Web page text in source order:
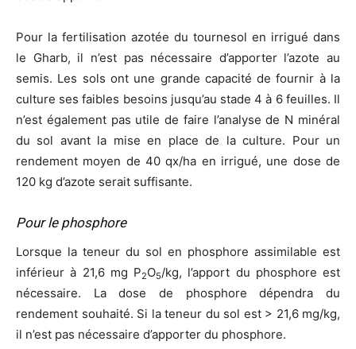
Pour la fertilisation azotée du tournesol en irrigué dans
le Gharb, il n’est pas nécessaire d’apporter l’azote au
semis. Les sols ont une grande capacité de fournir à la
culture ses faibles besoins jusqu’au stade 4 à 6 feuilles. Il
n’est également pas utile de faire l’analyse de N minéral
du sol avant la mise en place de la culture. Pour un
rendement moyen de 40 qx/ha en irrigué, une dose de
120 kg d’azote serait suffisante.
Pour le phosphore
Lorsque la teneur du sol en phosphore assimilable est
inférieur à 21,6 mg P2O5/kg, l’apport du phosphore est
nécessaire. La dose de phosphore dépendra du
rendement souhaité. Si la teneur du sol est > 21,6 mg/kg,
il n’est pas nécessaire d’apporter du phosphore.